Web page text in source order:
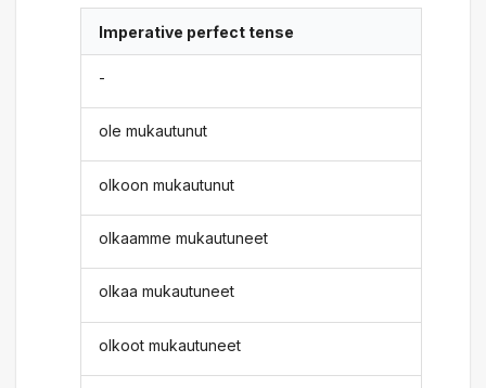
Imperative perfect tense
-
ole mukautunut
olkoon mukautunut
olkaamme mukautuneet
olkaa mukautuneet
olkoot mukautuneet